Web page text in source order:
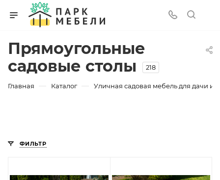
Прямоугольные
садовые столы
218
Главная — Каталог — Уличная садовая мебель для дачи и
ФИЛЬТР